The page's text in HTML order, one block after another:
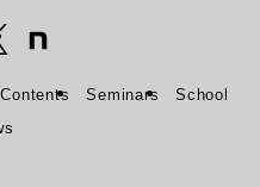
Contents Seminars
School